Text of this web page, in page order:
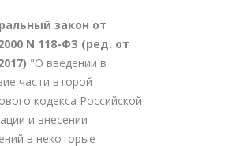
закон от
N 118-ФЗ (ред. от
"О введении в
части второй
кодекса Российской
и внесении
в некоторые